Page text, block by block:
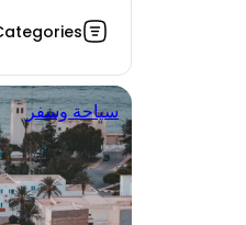
سياحة وسفر